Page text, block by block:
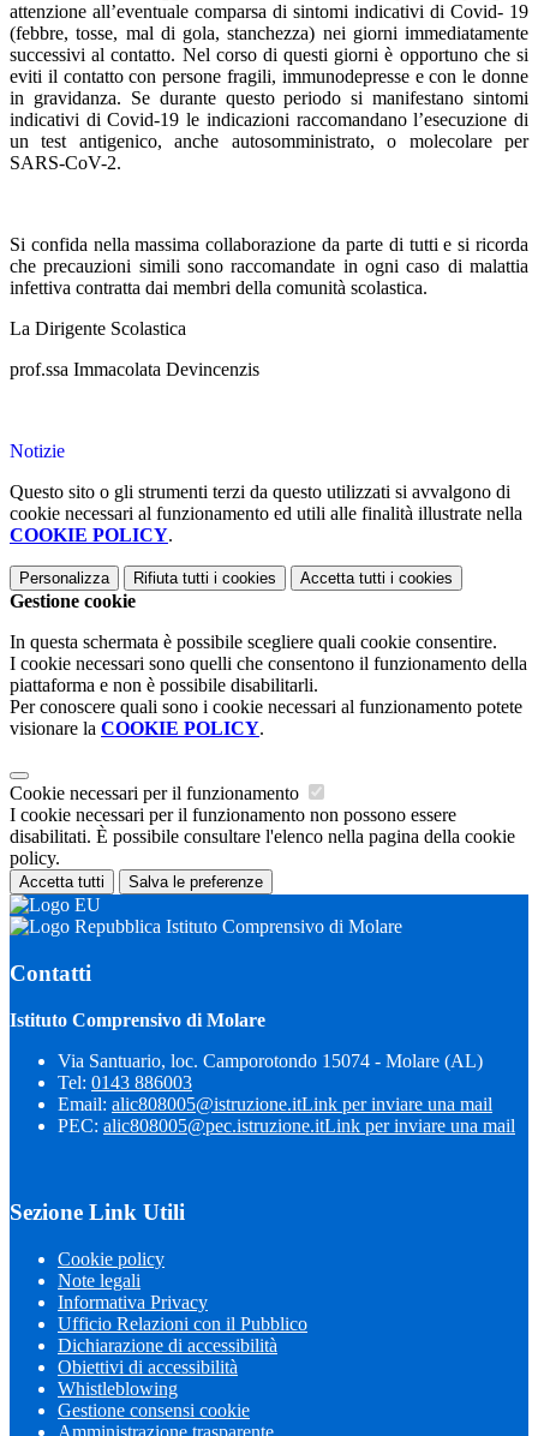
attenzione all’eventuale comparsa di sintomi indicativi di Covid- 19
(febbre, tosse, mal di gola, stanchezza) nei giorni immediatamente
successivi al contatto. Nel corso di questi giorni è opportuno che si
eviti il contatto con persone fragili, immunodepresse e con le donne
in gravidanza. Se durante questo periodo si manifestano sintomi
indicativi di Covid-19 le indicazioni raccomandano l’esecuzione di
un test antigenico, anche autosomministrato, o molecolare per
SARS-CoV-2.
Si confida nella massima collaborazione da parte di tutti e si ricorda
che precauzioni simili sono raccomandate in ogni caso di malattia
infettiva contratta dai membri della comunità scolastica.
La Dirigente Scolastica
prof.ssa Immacolata Devincenzis
Notizie
Questo sito o gli strumenti terzi da questo utilizzati si avvalgono di
cookie necessari al funzionamento ed utili alle finalità illustrate nella
COOKIE POLICY.
Personalizza Rifiuta tutti i cookies Accetta tutti i cookies
Gestione cookie
In questa schermata è possibile scegliere quali cookie consentire.
I cookie necessari sono quelli che consentono il funzionamento della
piattaforma e non è possibile disabilitarli.
Per conoscere quali sono i cookie necessari al funzionamento potete
visionare la COOKIE POLICY.
Cookie necessari per il funzionamento
I cookie necessari per il funzionamento non possono essere
disabilitati. È possibile consultare l'elenco nella pagina della cookie
policy.
Accetta tutti Salva le preferenze
Istituto Comprensivo di Molare
Contatti
Istituto Comprensivo di Molare
Via Santuario, loc. Camporotondo 15074 - Molare (AL)
Tel: 0143 886003
Email: alic808005@istruzione.itLink per inviare una mail
PEC: alic808005@pec.istruzione.itLink per inviare una mail
Sezione Link Utili
Cookie policy
Note legali
Informativa Privacy
Ufficio Relazioni con il Pubblico
Dichiarazione di accessibilità
Obiettivi di accessibilità
Whistleblowing
Gestione consensi cookie
Amministrazione trasparente